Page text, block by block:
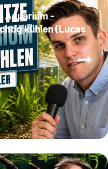
Aquarium -
kühlen (Lucas